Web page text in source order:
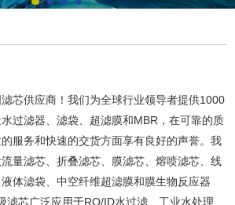
芯供应商！我们为全球行业领导者提供1000
过滤器、滤袋、超滤膜和MBR，在可靠的质
服务和快速的交货方面享有良好的声誉。我
量滤芯、折叠滤芯、膜滤芯、熔喷滤芯、线
体滤袋、中空纤维超滤膜和膜生物反应器
滤芯广泛应用于RO/ID水过滤、工业水处理、